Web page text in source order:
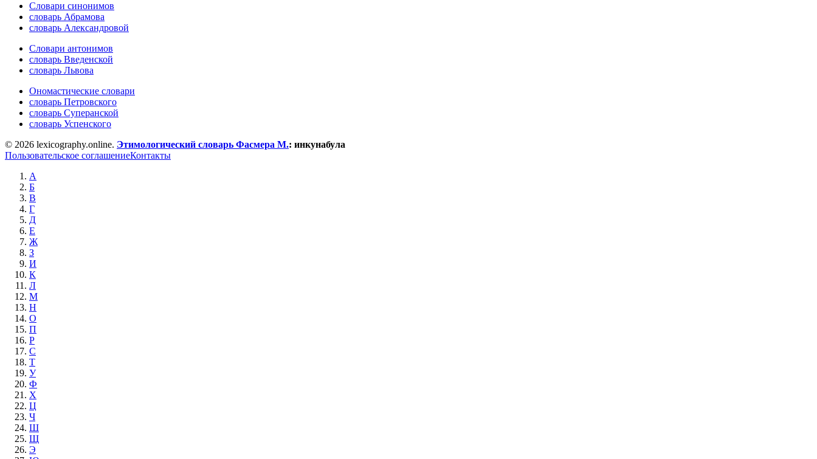
Словари синонимов
словарь Абрамова
словарь Александровой
Словари антонимов
словарь Введенской
словарь Львова
Ономастические словари
словарь Петровского
словарь Суперанской
словарь Успенского
© 2026 lexicography.online. Этимологический словарь Фасмера М.: инкунабула
Пользовательское соглашениеКонтакты
А
Б
В
Г
Д
Е
Ж
З
И
К
Л
М
Н
О
П
Р
С
Т
У
Ф
Х
Ц
Ч
Ш
Щ
Э